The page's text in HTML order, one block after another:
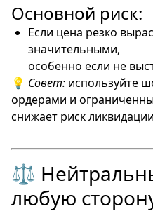
Основной риск:
Если цена резко
значительными,
особенно если не
💡 Совет: используйте
ордерами и
снижает риск
⚖️
любую